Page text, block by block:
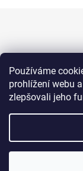
Používáme
prohlížení webu
zlepšovali jeho